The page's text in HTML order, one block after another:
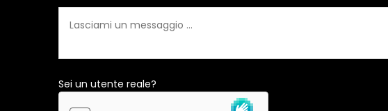
Sei un utente reale?